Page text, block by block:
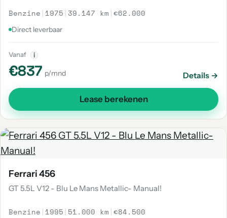
Benzine | 1975 | 39.147 km |€62.000
Direct leverbaar
Vanaf i
€837 p/mnd Details →
Lease berekenen
Ferrari 456
GT 5.5L V12 - Blu Le Mans Metallic- Manual!
Benzine | 1995 | 51.000 km |€84.500